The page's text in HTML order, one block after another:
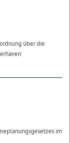
über die
im